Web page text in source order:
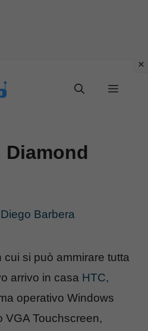
Menu
Diamond
Diego Barbera
si può ammirare tutta
arrivo in casa HTC,
operativo Windows
VGA Touchscreen,